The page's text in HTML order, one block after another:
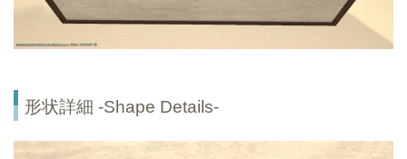
形状詳細 -Shape Details-